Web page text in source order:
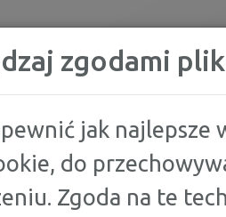
zgodami
jak najlepsze
do
Zgoda na te